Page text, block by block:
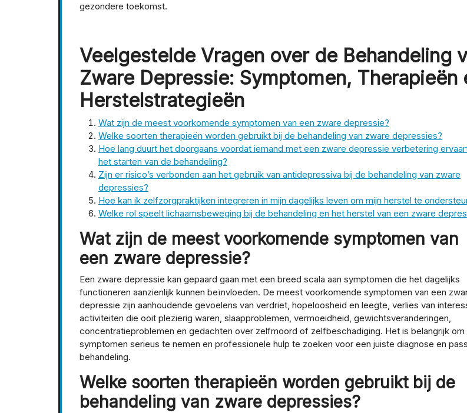
gezondere toekomst.
Veelgestelde Vragen over de Behandeling
Zware Depressie: Symptomen, Therapieën
Herstelstrategieën
Wat zijn de meest voorkomende symptomen van een zware depressie?
Welke soorten therapieën worden gebruikt bij de behandeling van zware depressies?
Hoe lang duurt het doorgaans voordat iemand met een zware depressie verbetering
het starten van de behandeling?
Zijn er risico’s verbonden aan het gebruik van antidepressiva bij de behandeling van zware
depressies?
Hoe kan ik zelfzorgpraktijken integreren in mijn dagelijks leven om mijn herstel te
Welke rol speelt lichaamsbeweging bij de behandeling en het herstel van een zware
Wat zijn de meest voorkomende symptomen van
een zware depressie?
Een zware depressie kan gepaard gaan met een breed scala aan symptomen die het dagelijks
functioneren aanzienlijk kunnen beïnvloeden. De meest voorkomende symptomen van een
depressie zijn aanhoudende gevoelens van verdriet, hopeloosheid en leegte, verlies van
activiteiten die ooit plezierig waren, slaapproblemen, vermoeidheid, gewichtsveranderingen,
concentratieproblemen en gedachten over zelfmoord of zelfbeschadiging. Het is belangrijk om
symptomen serieus te nemen en professionele hulp te zoeken voor een juiste diagnose en
behandeling.
Welke soorten therapieën worden gebruikt bij de
behandeling van zware depressies?